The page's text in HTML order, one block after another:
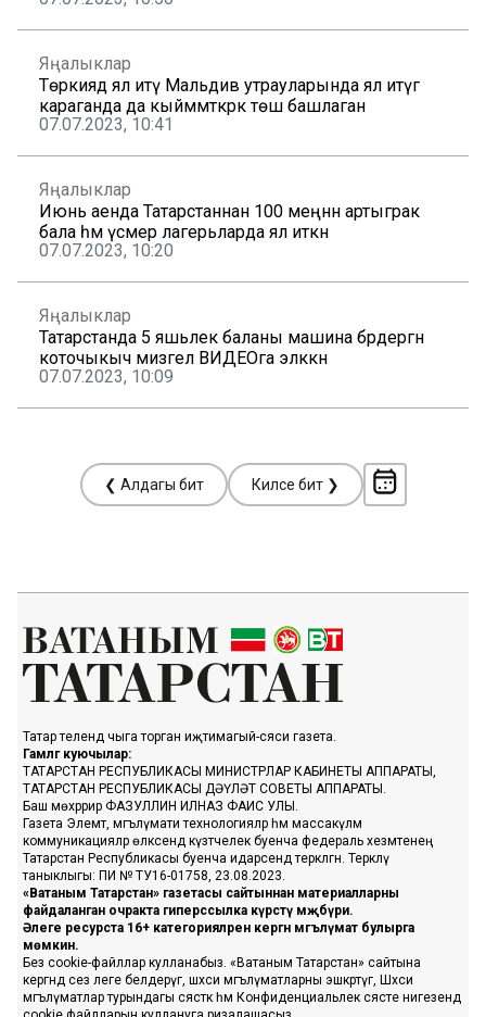
Яңалыклар
Төркиядә ял итү Мальдив утрауларында ял итүгә
караганда да кыйммәткәрәк төшә башлаган
07.07.2023, 10:41
Яңалыклар
Июнь аенда Татарстаннан 100 меңнән артыграк
бала һәм үсмер лагерьларда ял иткән
07.07.2023, 10:20
Яңалыклар
Татарстанда 5 яшьлек баланы машина бәрдергән
коточыкыч мизгел ВИДЕОга эләккән
07.07.2023, 10:09
❮ Алдагы бит Киләсе бит ❯
Татар телендә чыга торган иҗтимагый-сәяси газета.
Гамәлгә куючылар:
ТАТАРСТАН РЕСПУБЛИКАСЫ МИНИСТРЛАР КАБИНЕТЫ АППАРАТЫ,
ТАТАРСТАН РЕСПУБЛИКАСЫ ДӘҮЛӘТ СОВЕТЫ АППАРАТЫ.
Баш мөхәррир ФАЗУЛЛИН ИЛНАЗ ФАИС УЛЫ.
Газета Элемтә, мәгълүмати технологияләр һәм массакүләм
коммуникацияләр өлкәсендә күзәтчелек буенча федераль хезмәтенең
Татарстан Республикасы буенча идарәсендә теркәлгән. Теркәлү
таныклыгы: ПИ № ТУ16-01758, 23.08.2023.
«Ватаным Татарстан» газетасы сайтыннан материалларны
файдаланган очракта гиперссылка күрсәтү мәҗбүри.
Әлеге ресурста 16+ категорияләренә кергән мәгълүмат булырга
мөмкин.
Без cookie-файллар кулланабыз. «Ватаным Татарстан» сайтына
кергәндә сез әлеге белдерүгә, шәхси мәгълүматларны эшкәртүгә, Шәхси
мәгълүматлар турындагы сәясәткә һәм Конфиденциальлек сәясәте нигезендә